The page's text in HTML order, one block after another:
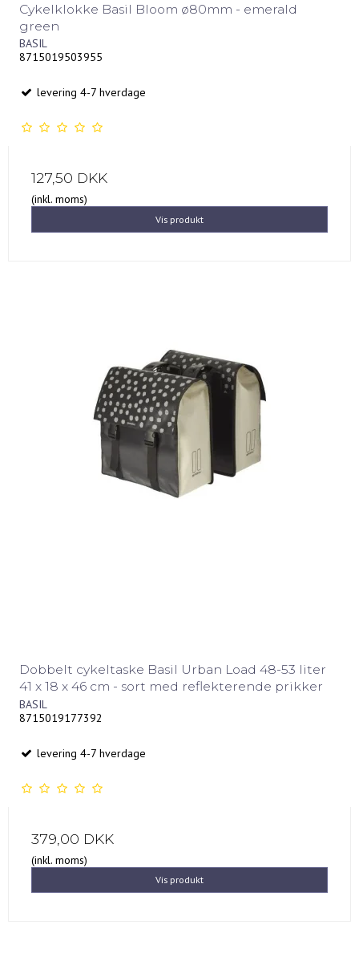
Cykelklokke Basil Bloom ø80mm - emerald
green
BASIL
8715019503955
levering 4-7 hverdage
127,50 DKK
(inkl. moms)
Vis produkt
Dobbelt cykeltaske Basil Urban Load 48-53 liter
41 x 18 x 46 cm - sort med reflekterende prikker
BASIL
8715019177392
levering 4-7 hverdage
379,00 DKK
(inkl. moms)
Vis produkt